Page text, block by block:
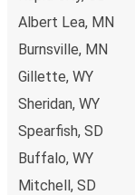
Albert Lea, MN
Burnsville, MN
Gillette, WY
Sheridan, WY
Spearfish, SD
Buffalo, WY
Mitchell, SD